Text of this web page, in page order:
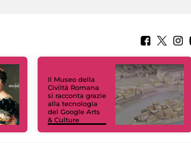
Il Museo della
Civiltà Romana
si racconta grazie
alla tecnologia
del Google Arts
& Culture